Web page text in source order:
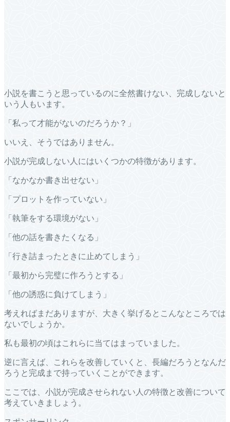
小説を書こうと思っているのに全然書けない、完成しないと
いう人もいます。
「私って才能がないのだろうか？」
いいえ、そうではありません。
小説が完成しない人にはいくつかの特徴があります。
「なかなか書き出せない」
「プロットを作っていない」
「執筆をする環境がない」
「他の話を書きたくなる」
「行き詰まったときに止めてしまう」
「最初から完璧に作ろうとする」
「他の誘惑に負けてしまう」
考えればまだありますが、大きく挙げるとこんなところでは
ないでしょうか。
私も最初の頃はこれらに当てはまっていました。
逆に言えば、これらを改善していくと、長編だろうとなんだ
ろうと完成まで持っていくことができます。
ここでは、小説が完成させられない人の特徴と改善について
考えていきましょう。